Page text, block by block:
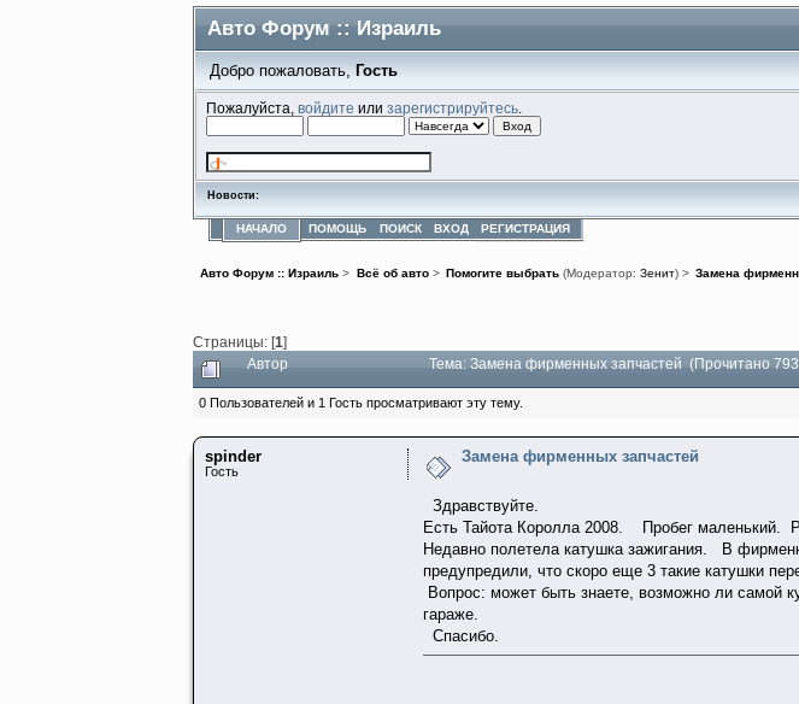
Авто Форум :: Израиль
Добро пожаловать, Гость
Пожалуйста,войдите илизарегистрируйтесь
Новости:
НАЧАЛО ПОМОЩЬ ПОИСК ВХОД РЕГИСТРАЦИЯ
Авто Форум :: Израиль > Всё об авто> Помогите выбрать(Модератор: Зенит) > Замена
Страницы: [1]
Автор Тема: Замена фирменных запчастей (Прочитано
0 Пользователей и 1 Гость просматривают эту тему.
spinder
Гость
Замена фирменных запчастей
Здравствуйте.
Есть Тайота Королла 2008. Пробег маленький.
Недавно полетела катушка зажигания. В
предупредили, что скоро еще 3 такие катушки
Вопрос: может быть знаете, возможно ли самой
гараже.
Спасибо.